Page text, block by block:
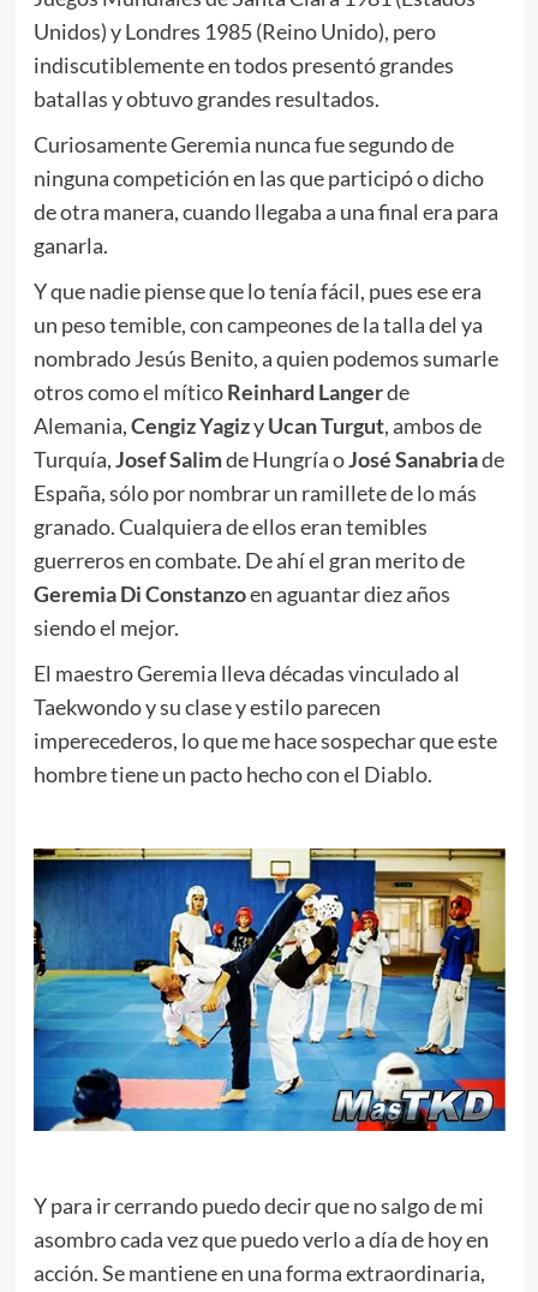
Unidos) y Londres 1985 (Reino Unido), pero
indiscutiblemente en todos presentó grandes
batallas y obtuvo grandes resultados.
Curiosamente Geremia nunca fue segundo de
ninguna competición en las que participó o dicho
de otra manera, cuando llegaba a una final era para
ganarla.
Y que nadie piense que lo tenía fácil, pues ese era
un peso temible, con campeones de la talla del ya
nombrado Jesús Benito, a quien podemos sumarle
otros como el míticoReinhard Langerde
Alemania,Cengiz YagizyUcan Turgut, ambos de
Turquía,Josef Salimde Hungría oJosé Sanabriade
España, sólo por nombrar un ramillete de lo más
granado. Cualquiera de ellos eran temibles
guerreros en combate. De ahí el gran merito de
Geremia Di Constanzoen aguantar diez años
siendo el mejor.
El maestro Geremia lleva décadas vinculado al
Taekwondo y su clase y estilo parecen
imperecederos, lo que me hace sospechar que este
hombre tiene un pacto hecho con el Diablo.
Y para ir cerrando puedo decir que no salgo de mi
asombro cada vez que puedo verlo a día de hoy en
acción. Se mantiene en una forma extraordinaria,